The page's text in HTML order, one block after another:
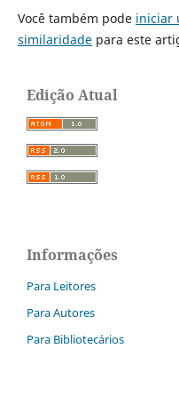
Você também pode iniciar
similaridadepara este
Edição Atual
Informações
Para Leitores
Para Autores
Para Bibliotecários